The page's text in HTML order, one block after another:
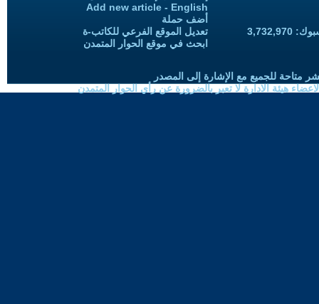
Add new article - English
أضف حملة
تعديل الموقع الفرعي للكاتب-ة
ابحث في موقع الحوار المتمدن
متاحة للجميع مع الإشارة إلى المصدر
هيئة الادارة لا تعبر بالضرورة عن رأي الحوار المتمدن